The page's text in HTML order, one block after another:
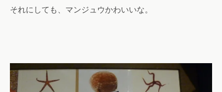
それにしても、マンジュウかわいいな。